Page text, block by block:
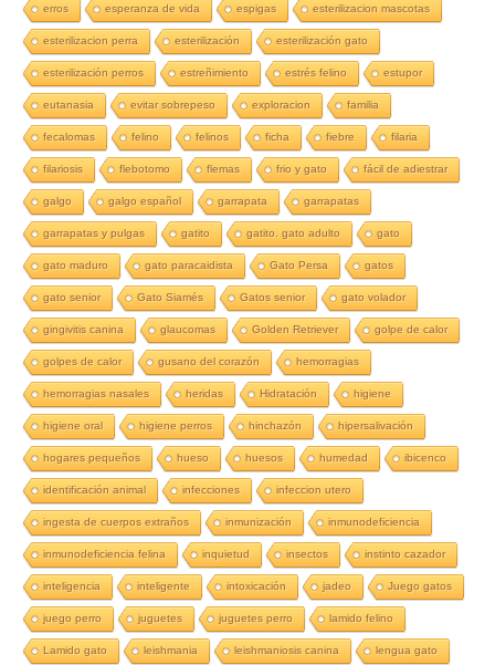
erros esperanza de vida espigas esterilizacion mascotas
esterilizacion perra esterilización esterilización gato
esterilización perros estreñimiento estrés felino estupor
eutanasia evitar sobrepeso exploracion familia
fecalomas felino felinos ficha fiebre filaria
filariosis flebotomo flemas frio y gato fácil de adiestrar
galgo galgo español garrapata garrapatas
garrapatas y pulgas gatito gatito. gato adulto gato
gato maduro gato paracaidista Gato Persa gatos
gato senior Gato Siamés Gatos senior gato volador
gingivitis canina glaucomas Golden Retriever golpe de calor
golpes de calor gusano del corazón hemorragias
hemorragias nasales heridas Hidratación higiene
higiene oral higiene perros hinchazón hipersalivación
hogares pequeños hueso huesos humedad ibicenco
identificación animal infecciones infeccion utero
ingesta de cuerpos extraños inmunización inmunodeficiencia
inmunodeficiencia felina inquietud insectos instinto cazador
inteligencia inteligente intoxicación jadeo Juego gatos
juego perro juguetes juguetes perro lamido felino
Lamido gato leishmania leishmaniosis canina lengua gato